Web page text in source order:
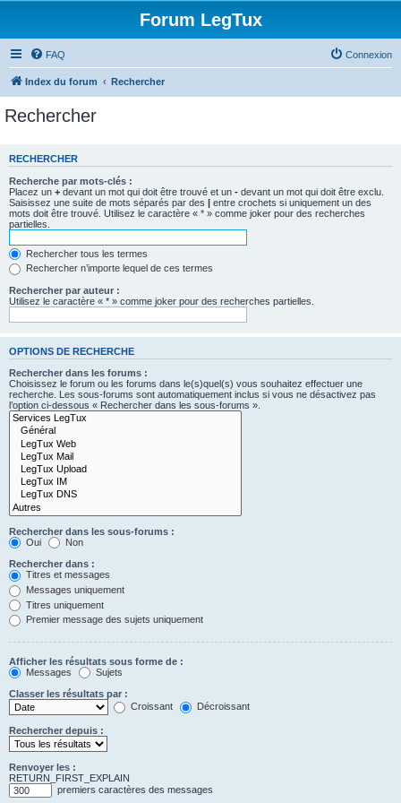
Forum LegTux
FAQ Connexion
Index du forum Rechercher
Rechercher
RECHERCHER
Recherche par mots-clés :
Placez un + devant un mot qui doit être trouvé et un - devant un mot qui doit être exclu.
Saisissez une suite de mots séparés par des | entre crochets si uniquement un des
mots doit être trouvé. Utilisez le caractère « * » comme joker pour des recherches
partielles.
Rechercher tous les termes
Rechercher n’importe lequel de ces termes
Rechercher par auteur :
Utilisez le caractère « * » comme joker pour des recherches partielles.
OPTIONS DE RECHERCHE
Rechercher dans les forums :
Choisissez le forum ou les forums dans le(s)quel(s) vous souhaitez effectuer une
recherche. Les sous-forums sont automatiquement inclus si vous ne désactivez pas
l’option ci-dessous « Rechercher dans les sous-forums ».
Rechercher dans les sous-forums :
Oui
Non
Rechercher dans :
Titres et messages
Messages uniquement
Titres uniquement
Premier message des sujets uniquement
Afficher les résultats sous forme de :
Messages
Sujets
Classer les résultats par :
Croissant
Décroissant
Rechercher depuis :
Renvoyer les :
RETURN_FIRST_EXPLAIN
premiers caractères des messages